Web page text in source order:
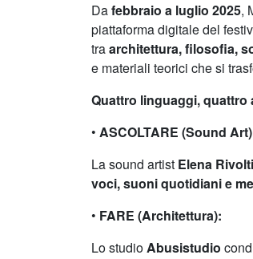
Dafebbraio a luglio 2025,
piattaforma digitale del
traarchitettura, filosofia,
e materiali teorici che si
Quattro linguaggi, quattro
• ASCOLTARE (Sound
La sound artist Elena
voci, suoni quotidiani e
• FARE (Architettura):
Lo studioAbusistudio